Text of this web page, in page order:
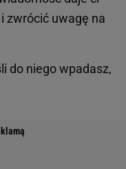
zwrócić uwagę na
do niego wpadasz,